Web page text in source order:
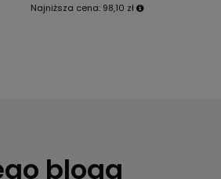
Najniższa cena: 98,10 zł
bloga